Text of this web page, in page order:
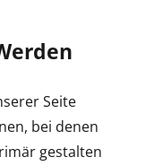
Seite
bei denen
gestalten